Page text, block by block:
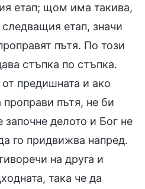
етап; щом има такива,
етап, значи
пътя. По този
стъпка по стъпка.
предишната и ако
пътя, не би
делото и Бог не
го придвижва напред.
на друга и
така че да